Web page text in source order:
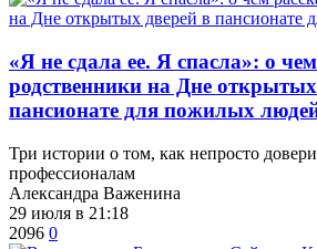
​«Я не сдала ее. Я спасла»: о
родственники на Дне
пансионате для пожилых
Три истории о том, как непросто
профессионалам
Александра Важенина
29 июля в 21:18
2096 0